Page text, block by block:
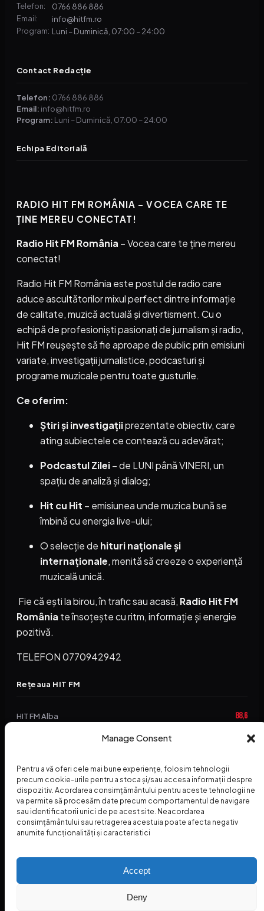
Manage Consent
Pentru a vă oferi cele mai bune experiențe, folosim tehnologii
precum cookie-urile pentru a stoca și/sau accesa informații despre
dispozitiv. Acordarea consimțământului pentru aceste tehnologii ne
va permite să procesăm date precum comportamentul de navigare
sau identificatorii unici de pe acest site. Neacordarea
consimțământului sau retragerea acestuia poate afecta negativ
anumite funcționalități și caracteristici
Accept
Deny
Telefon: 0766 886 886
Email: info@hitfm.ro
Program: Luni – Duminică, 07:00 – 24:00
Contact Redacție
Telefon: 0766 886 886
Email: info@hitfm.ro
Program: Luni – Duminică, 07:00 – 24:00
Echipa Editorială
RADIO HIT FM ROMÂNIA – VOCEA CARE TE
ȚINE MEREU CONECTAT!
Radio Hit FM România – Vocea care te ține mereu
conectat!
Radio Hit FM România este postul de radio care
aduce ascultătorilor mixul perfect dintre informație
de calitate, muzică actuală și divertisment. Cu o
echipă de profesioniști pasionați de jurnalism și radio,
Hit FM reușește să fie aproape de public prin emisiuni
variate, investigații jurnalistice, podcasturi și
programe muzicale pentru toate gusturile.
Ce oferim:
Știri și investigațiiprezentate obiectiv, care
ating subiectele ce contează cu adevărat;
Podcastul Zilei– de LUNI până VINERI, un
spațiu de analiză și dialog;
Hit cu Hit – emisiunea unde muzica bună se
îmbină cu energia live-ului;
O selecție de hituri naționale și
internaționale, menită să creeze o experiență
muzicală unică.
Fie că ești la birou, în trafic sau acasă, Radio Hit FM
România te însoțește cu ritm, informație și energie
pozitivă.
TELEFON 0770942942
Rețeaua HIT FM
HIT FM Alba 88,6
94,2
HIT FM Abrud 94,3
HIT FM Horezu 95,1
HIT FM Nehoiu 88,2
© 2026 Radio Hit FM — SC HITFM GROUP SRL